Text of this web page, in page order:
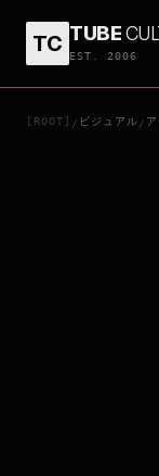
TC TUBE
EST. 2006
[ROOT] / ビジュアル /
隣のステラ